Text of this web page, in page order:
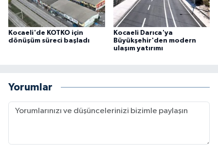
Kocaeli'de KOTKO için
dönüşüm süreci başladı
Kocaeli Darıca'ya
Büyükşehir'den modern
ulaşım yatırımı
Yorumlar